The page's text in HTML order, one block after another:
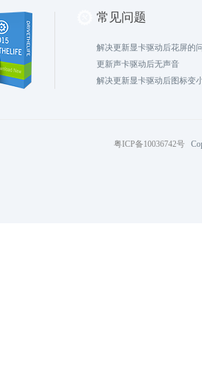
常见问题
解决更新显卡驱动后花屏的
更新声卡驱动后无声音
解决更新显卡驱动后图标变
粤ICP备10036742号